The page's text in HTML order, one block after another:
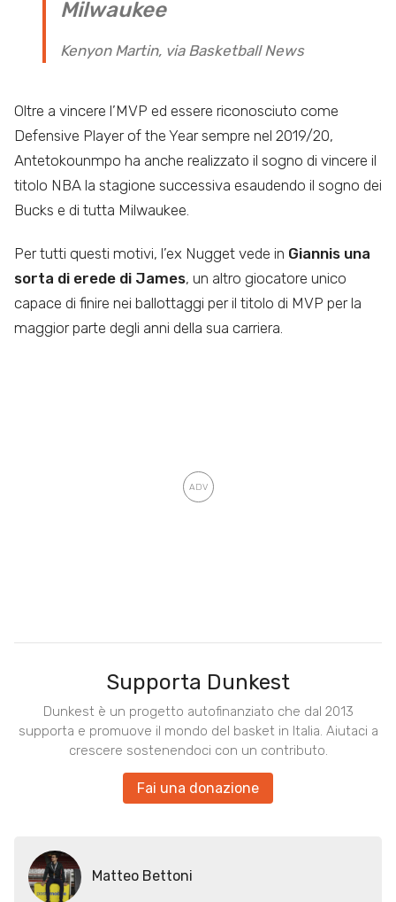
Milwaukee
Kenyon Martin, via Basketball News
Oltre a vincere l’MVP ed essere riconosciuto come
Defensive Player of the Year sempre nel 2019/20,
Antetokounmpo ha anche realizzato il sogno di vincere il
titolo NBA la stagione successiva esaudendo il sogno dei
Bucks e di tutta Milwaukee.
Per tutti questi motivi, l’ex Nugget vede in Giannis una
sorta di erede di James, un altro giocatore unico
capace di finire nei ballottaggi per il titolo di MVP per la
maggior parte degli anni della sua carriera.
Supporta Dunkest
Dunkest è un progetto autofinanziato che dal 2013
supporta e promuove il mondo del basket in Italia. Aiutaci a
crescere sostenendoci con un contributo.
Fai una donazione
Matteo Bettoni